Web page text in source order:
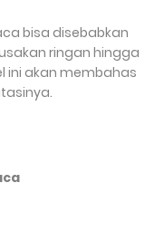
bisa disebabkan
ringan hingga
ini akan membahas